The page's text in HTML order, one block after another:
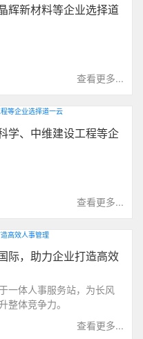
辉新材料等企业选择道
查看更多...
学、中维建设工程等企
查看更多...
际，助力企业打造高效
一体人事服务站，为长风
整体竞争力。
查看更多...